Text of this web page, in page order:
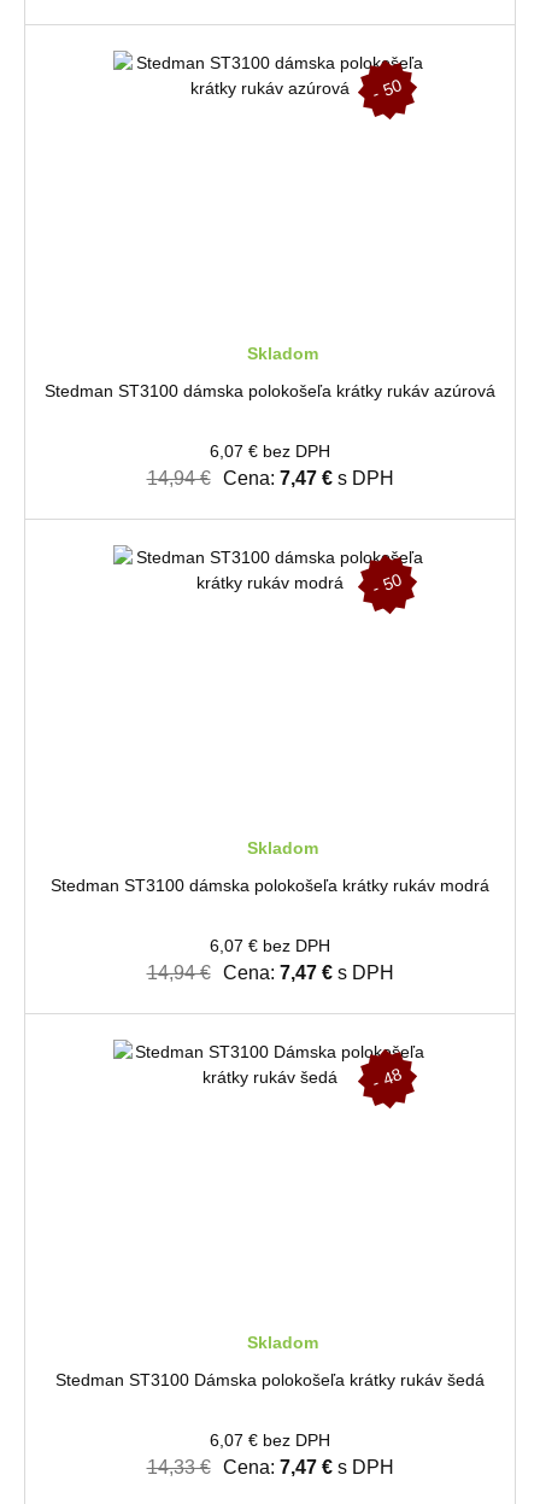
-
5
0
Skladom
Stedman ST3100 dámska polokošeľa krátky rukáv azúrová
6,07 € bez DPH
14,94 € Cena: 7,47 €s DPH
-
5
0
Skladom
Stedman ST3100 dámska polokošeľa krátky rukáv modrá
6,07 € bez DPH
14,94 € Cena: 7,47 €s DPH
-
4
8
Skladom
Stedman ST3100 Dámska polokošeľa krátky rukáv šedá
6,07 € bez DPH
14,33 € Cena: 7,47 €s DPH